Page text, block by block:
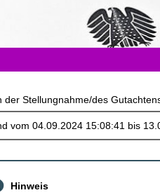
der Stellungnahme/des
Hinweis